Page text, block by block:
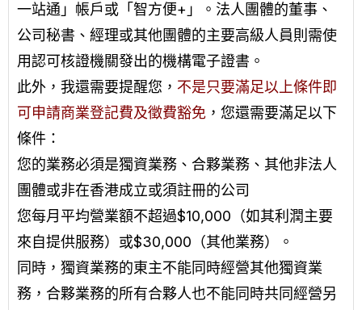
一站通」帳戶或「智方便+」。法人團體的董事、
公司秘書、經理或其他團體的主要高級人員則需使
用認可核證機關發出的機構電子證書。
此外，我還需要提醒您， 不是只要滿足以上條件即
可申請商業登記費及徵費豁免 ，您還需要滿足以下
條件：
您的業務必須是獨資業務、合夥業務、其他非法人
團體或非在香港成立或須註冊的公司
您每月平均營業額不超過$10,000（如其利潤主要
來自提供服務）或$30,000（其他業務）。
同時，獨資業務的東主不能同時經營其他獨資業
務，合夥業務的所有合夥人也不能同時共同經營另